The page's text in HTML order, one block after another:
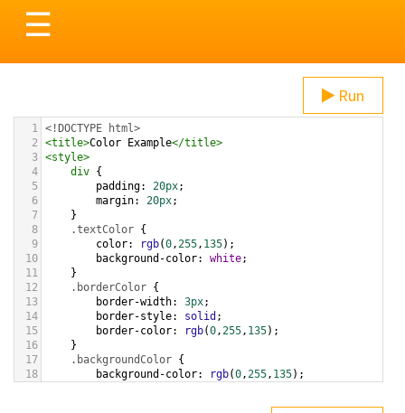
Toggle
navigation
☰
Run
1 <!DOCTYPE html>
2
<title>Color Example</title>
3 <style>
4
div {
5
padding: 20px;
6
margin: 20px;
7
}
8
.textColor {
9
color: rgb(0,255, 135);
10
background-color: white;
11
}
12
.borderColor {
13
border-width: 3px;
14
border-style: solid ;
15
border-color: rgb(0,255, 135);
16
}
17
.backgroundColor {
18
background-color: rgb(0,255, 135);